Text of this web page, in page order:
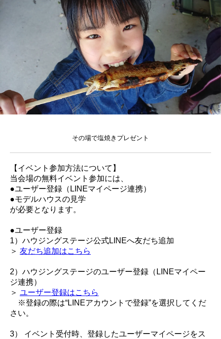
その場で塩焼きプレゼント
【イベント参加方法について】
当会場の無料イベント参加には、
●ユーザー登録（LINEマイページ連携）
●モデルハウスの見学
が必要となります。
●ユーザー登録
1）ハウジングステージ公式LINEへ友だち追加
＞ 友だち追加はこちら
2）ハウジングステージのユーザー登録（LINEマイペー
ジ連携）
＞ ユーザー登録はこちら
※登録の際は“LINEアカウントで登録”を選択してくだ
さい。
3） イベント受付時、登録したユーザーマイページをス